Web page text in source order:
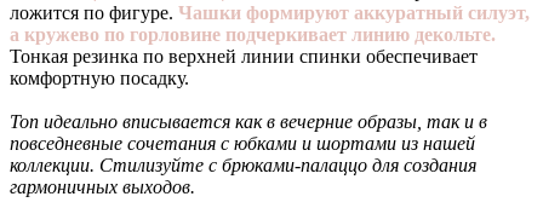
ложится по фигуре. Чашки формируют аккуратный силуэт,
а кружево по горловине подчеркивает линию декольте.
Тонкая резинка по верхней линии спинки обеспечивает
комфортную посадку.
Топ идеально вписывается как в вечерние образы, так и в
повседневные сочетания с юбками и шортами из нашей
коллекции. Стилизуйте с брюками-палаццо для создания
гармоничных выходов.